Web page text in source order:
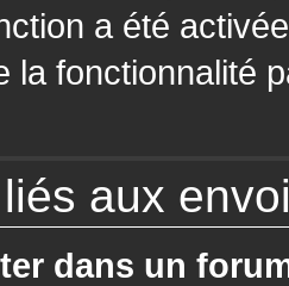
a été
la fonctionnalité
aux
dans un